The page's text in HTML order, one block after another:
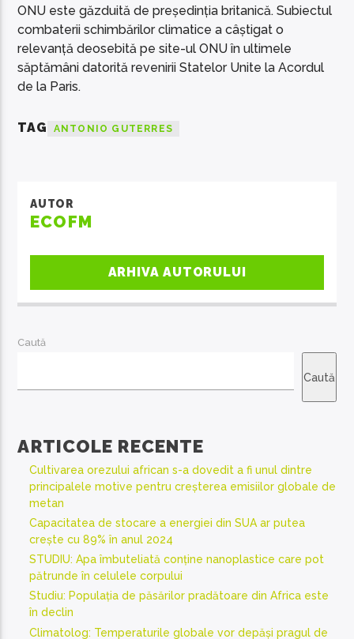
ONU este găzduită de președinția britanică. Subiectul
combaterii schimbărilor climatice a câștigat o
relevanță deosebită pe site-ul ONU în ultimele
săptămâni datorită revenirii Statelor Unite la Acordul
de la Paris.
TAG ANTONIO GUTERRES
AUTOR
ECOFM
ARHIVA AUTORULUI
Caută
Caută
ARTICOLE RECENTE
Cultivarea orezului african s-a dovedit a fi unul dintre
principalele motive pentru creșterea emisiilor globale de
metan
Capacitatea de stocare a energiei din SUA ar putea
crește cu 89% în anul 2024
STUDIU: Apa îmbuteliată conține nanoplastice care pot
pătrunde în celulele corpului
Studiu: Populația de păsărilor pradătoare din Africa este
în declin
Climatolog: Temperaturile globale vor depăși pragul de